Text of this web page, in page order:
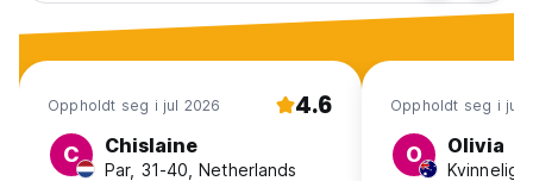
Oppholdt seg i jul 2026 4.6
C Chislaine
Par, 31-40, Netherlands
Oppholdt seg i jul
O Olivia
Kvinnelig,